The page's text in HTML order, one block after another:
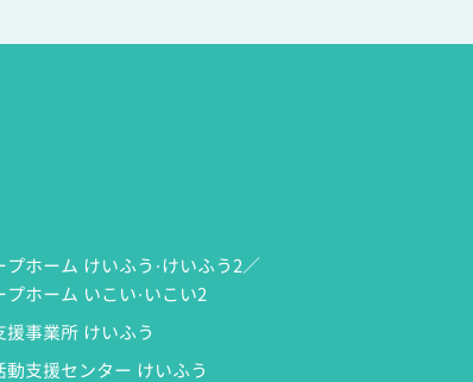
プホーム けいふう・けいふう2／
プホーム いこい・いこい2
援事業所 けいふう
動支援センター けいふう